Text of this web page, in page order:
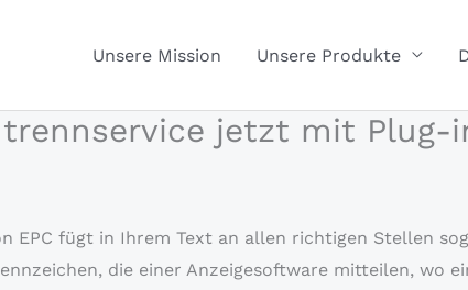
Unsere Mission Unsere Produkte
jetzt mit Plug-
EPC fügt in Ihrem Text an allen richtigen Stellen
die einer Anzeigesoftware mitteilen, wo